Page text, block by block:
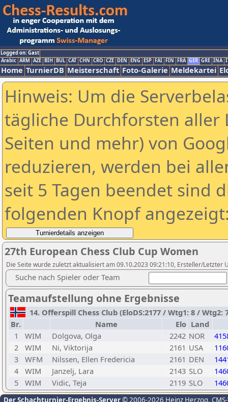
Logged on: Gast
Arabic ARM AZE BIH BUL CAT CHN CRO CZE DEN ENG ESP FAI FIN FRA GER GRE INA
Home TurnierDB Meisterschaft Foto-Galerie Meldekartei
Hinweis: Um die
tägliche Durchforsten aller
Seiten und mehr) von
reduzieren, werden bei
seit 5 Tagen beendet sind
folgenden Knopf
27th European Chess Club Cup Women
Die Seite wurde zuletzt aktualisiert am 09.10.2023 09:21:10, Ersteller/Letzter
Suche nach Spieler oder Team
Teamaufstellung ohne Ergebnisse
14. Offerspill Chess Club (EloDS:2177 / Wtg1: 8 /
Br.
Name Elo Land
1
WIM Dolgova, Olga 2242 NOR
2
WIM Ni, Viktorija 2161 USA
3
WFM Nilssen, Ellen Fredericia 2161 DEN
4
WIM Janzelj, Lara 2143 SLO
5
WIM Vidic, Teja 2119 SLO
Der Schachturnier-Ergebnis-Server© 2006-2026 Heinz Herzog,